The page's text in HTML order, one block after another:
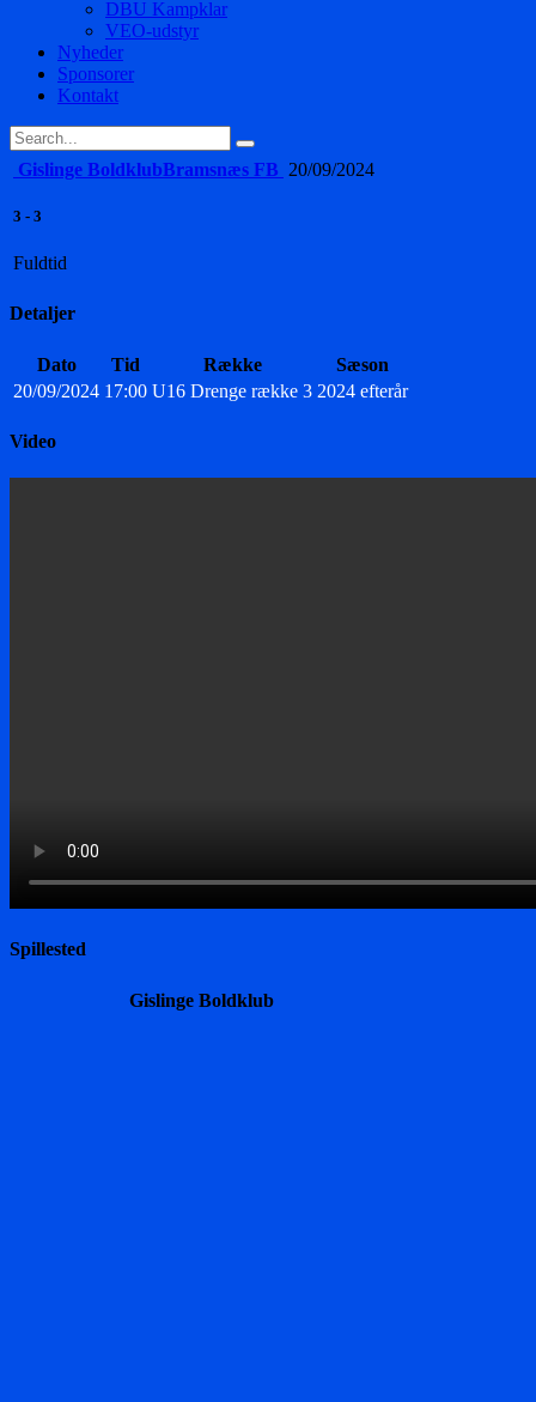
DBU Kampklar
VEO-udstyr
Nyheder
Sponsorer
Kontakt
Gislinge BoldklubBramsnæs FB 20/09/2024
3 - 3
Fuldtid
Detaljer
Dato Tid Række
Sæson
20/09/2024 17:00 U16 Drenge række 3 2024 efterår
Video
Spillested
Gislinge Boldklub